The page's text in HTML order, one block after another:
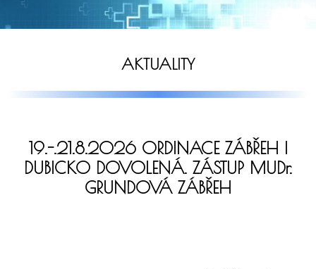
AKTUALITY
19.-.21.8.2026 ORDINACE ZÁBŘEH I
DUBICKO DOVOLENÁ. ZÁSTUP MUDr.
GRUNDOVÁ ZÁBŘEH